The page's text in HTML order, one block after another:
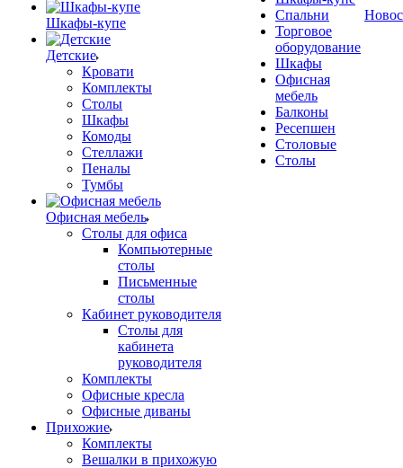
Шкафы-купе
Детские
Кровати
Комплекты
Столы
Шкафы
Комоды
Стеллажи
Пеналы
Тумбы
Офисная мебель
Столы для офиса
Компьютерные
столы
Письменные
столы
Кабинет руководителя
Столы для
кабинета
руководителя
Комплекты
Офисные кресла
Офисные диваны
Прихожие
Комплекты
Вешалки в прихожую
Спальни
Торговое
оборудование
Шкафы
Офисная
мебель
Балконы
Ресепшен
Столовые
Столы